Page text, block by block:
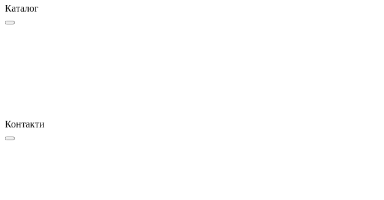
Каталог
Контакти